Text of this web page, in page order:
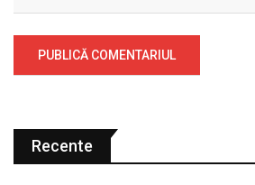
Recente